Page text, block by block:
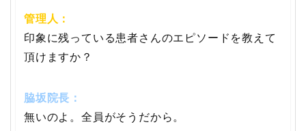
管理人：
印象に残っている患者さんのエピソードを教えて
頂けますか？
脇坂院長：
無いのよ。全員がそうだから。